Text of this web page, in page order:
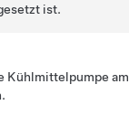
ist.
Kühlmittelpumpe am